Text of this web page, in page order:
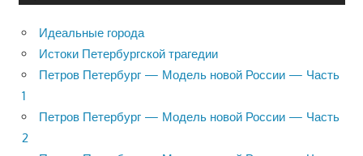
Идеальные города
Истоки Петербургской трагедии
Петров Петербург — Модель новой России — Часть
1
Петров Петербург — Модель новой России — Часть
2